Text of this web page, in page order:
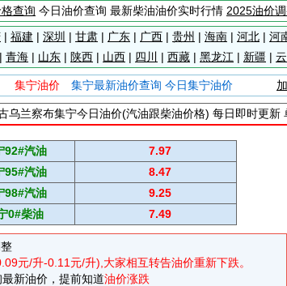
查询 今日油价查询 最新柴油油价实时行情 2025油价
| 福建 | 深圳 | 甘肃 | 广东 | 广西 | 贵州 | 海南 | 河北 | 河
| 青海 | 山东 | 陕西 | 山西 | 四川 | 西藏 | 黑龙江 | 新疆 |
集宁油价 集宁最新油价查询 今日集宁油价
乌兰察布集宁今日油价(汽油跟柴油价格) 每日即时更新
92#汽油
7.97
95#汽油
8.47
98#汽油
9.25
0#柴油
7.49
元/升-0.11元/升),大家相互转告油价重新下跌。
新油价，提前知道油价涨跌